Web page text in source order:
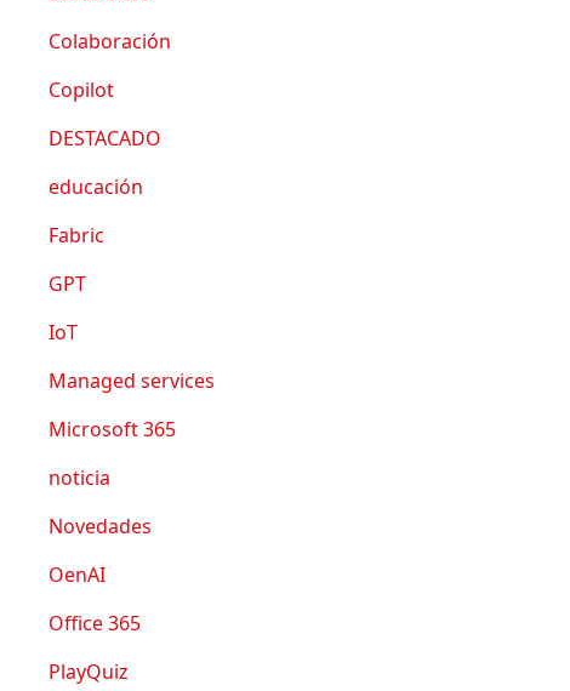
Colaboración
Copilot
DESTACADO
educación
Fabric
GPT
IoT
Managed services
Microsoft 365
noticia
Novedades
OenAI
Office 365
PlayQuiz